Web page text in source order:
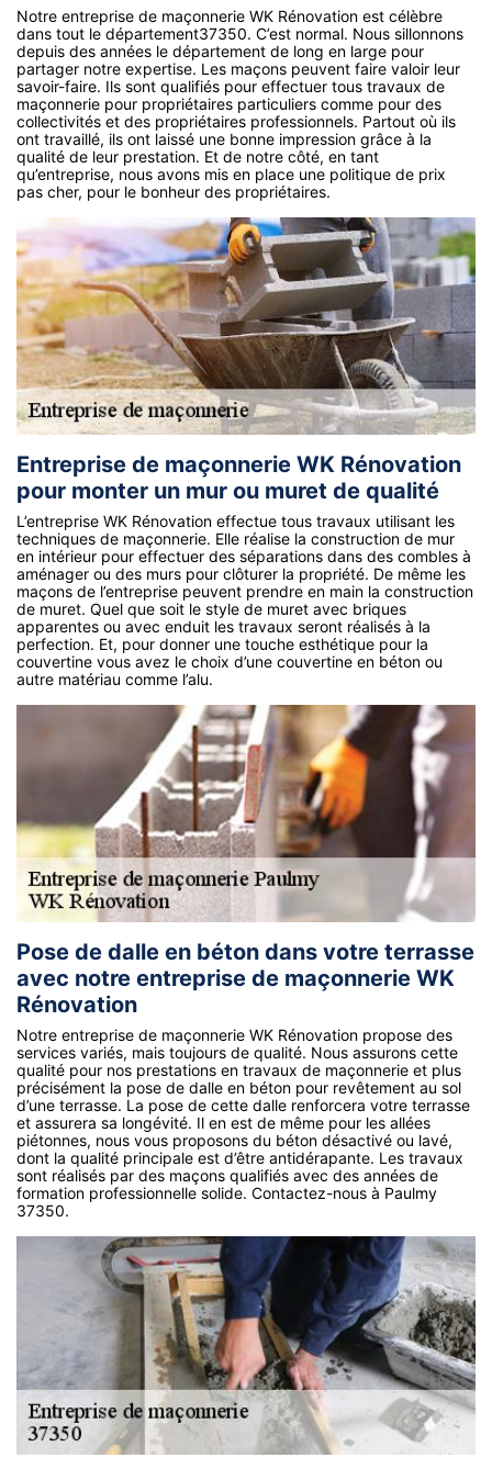
Notre entreprise de maçonnerie WK Rénovation est célèbre
dans tout le département37350. C’est normal. Nous sillonnons
depuis des années le département de long en large pour
partager notre expertise. Les maçons peuvent faire valoir leur
savoir-faire. Ils sont qualifiés pour effectuer tous travaux de
maçonnerie pour propriétaires particuliers comme pour des
collectivités et des propriétaires professionnels. Partout où ils
ont travaillé, ils ont laissé une bonne impression grâce à la
qualité de leur prestation. Et de notre côté, en tant
qu’entreprise, nous avons mis en place une politique de prix
pas cher, pour le bonheur des propriétaires.
Entreprise de maçonnerie WK Rénovation
pour monter un mur ou muret de qualité
L’entreprise WK Rénovation effectue tous travaux utilisant les
techniques de maçonnerie. Elle réalise la construction de mur
en intérieur pour effectuer des séparations dans des combles à
aménager ou des murs pour clôturer la propriété. De même les
maçons de l’entreprise peuvent prendre en main la construction
de muret. Quel que soit le style de muret avec briques
apparentes ou avec enduit les travaux seront réalisés à la
perfection. Et, pour donner une touche esthétique pour la
couvertine vous avez le choix d’une couvertine en béton ou
autre matériau comme l’alu.
Pose de dalle en béton dans votre terrasse
avec notre entreprise de maçonnerie WK
Rénovation
Notre entreprise de maçonnerie WK Rénovation propose des
services variés, mais toujours de qualité. Nous assurons cette
qualité pour nos prestations en travaux de maçonnerie et plus
précisément la pose de dalle en béton pour revêtement au sol
d’une terrasse. La pose de cette dalle renforcera votre terrasse
et assurera sa longévité. Il en est de même pour les allées
piétonnes, nous vous proposons du béton désactivé ou lavé,
dont la qualité principale est d’être antidérapante. Les travaux
sont réalisés par des maçons qualifiés avec des années de
formation professionnelle solide. Contactez-nous à Paulmy
37350.